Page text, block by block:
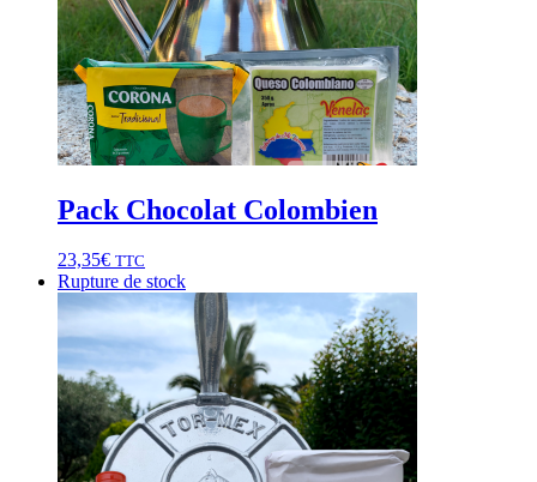
Pack Chocolat Colombien
23,35€ TTC
Rupture de stock